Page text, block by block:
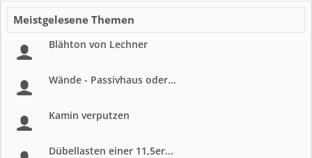
Meistgelesene Themen
Blähton von Lechner
Wände - Passivhaus oder...
Kamin verputzen
Dübellasten einer 11,5er...